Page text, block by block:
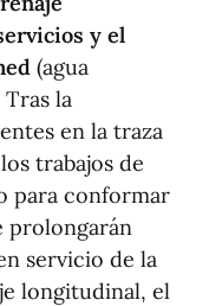
y el
(agua
la
en la traza
trabajos de
para conformar
prolongarán
servicio de la
longitudinal, el